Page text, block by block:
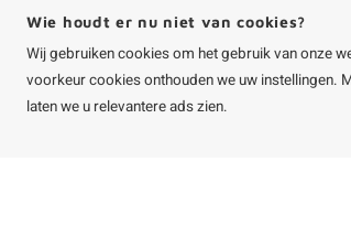
Alle bedragen zijn incl. btw
Wie houdt er nu niet van cookies?
Wij gebruiken cookies om het gebruik van onze
voorkeur cookies onthouden we uw instellingen.
laten we u relevantere ads zien.